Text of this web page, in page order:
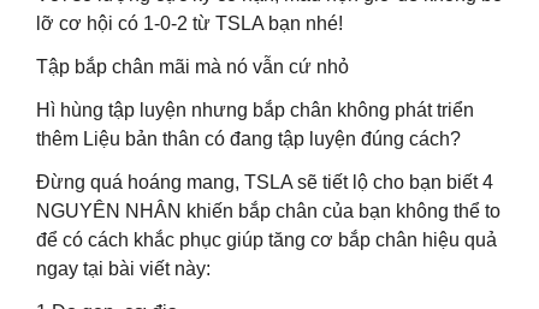
lỡ cơ hội có 1-0-2 từ TSLA bạn nhé!
Tập bắp chân mãi mà nó vẫn cứ nhỏ
Hì hùng tập luyện nhưng bắp chân không phát triển
thêm Liệu bản thân có đang tập luyện đúng cách?
Đừng quá hoáng mang, TSLA sẽ tiết lộ cho bạn biết 4
NGUYÊN NHÂN khiến bắp chân của bạn không thể to
để có cách khắc phục giúp tăng cơ bắp chân hiệu quả
ngay tại bài viết này: